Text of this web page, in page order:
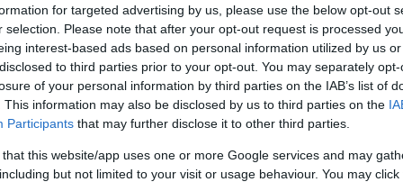
for targeted advertising by us, please use the below opt-out
selection. Please note that after your opt-out request is processed
interest-based ads based on personal information utilized by us
to third parties prior to your opt-out. You may separately
of your personal information by third parties on the IAB’s list of
This information may also be disclosed by us to third parties on the
Participants that may further disclose it to other third parties.
that this website/app uses one or more Google services and may
but not limited to your visit or usage behaviour. You may
per i territori, mettendo a fuoco rischi
i bilanci comunali.
un lato il riconoscimento del contributo dei
, dall’altro la necessità di trovare soluzioni concrete
come il contesto internazionale e le
la difficoltà di pianificare investimenti,